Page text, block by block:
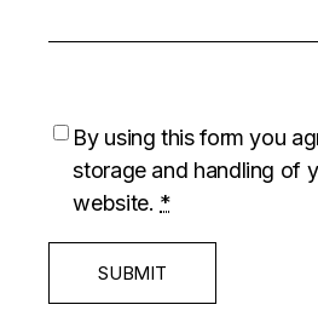
By using this form you
storage and handling of
website. *
SUBMIT